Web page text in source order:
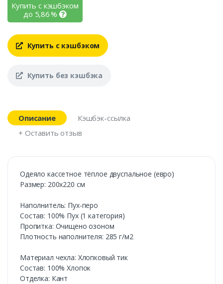
Купить с кэшбэком
до 5,86%
Купить с кэшбэком
Купить без кэшбэка
Описание
Кэшбэк-ссылка
+ Оставить отзыв
Одеяло кассетное тёплое двуспальное (евро)
Размер: 200х220 см
Наполнитель: Пух-перо
Состав: 100% Пух (1 категория)
Пропитка: Очищено озоном
Плотность наполнителя: 285 г/м2
Материал чехла: Хлопковый тик
Состав: 100% Хлопок
Отделка: Кант